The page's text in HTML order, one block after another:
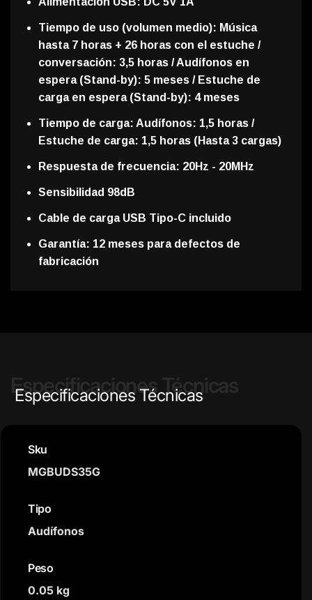
Tiempo de uso (volumen medio): Música
hasta 7 horas + 26 horas con el estuche /
conversación: 3,5 horas / Audífonos en
espera (Stand-by): 5 meses / Estuche de
carga en espera (Stand-by): 4 meses
Tiempo de carga: Audífonos: 1,5 horas /
Estuche de carga: 1,5 horas (Hasta 3 cargas)
Respuesta de frecuencia: 20Hz - 20MHz
Sensibilidad 98dB
Cable de carga USB Tipo-C incluido
Garantía: 12 meses para defectos de
fabricación
Especificaciones Técnicas
Especificaciones Técnicas
Sku
MGBUDS35G
Tipo
Audífonos
Peso
0.05 kg